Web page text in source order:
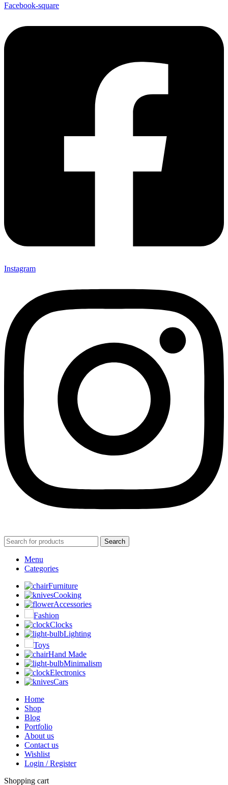
Facebook-square
Instagram
Search
Menu
Categories
Furniture
Cooking
Accessories
Fashion
Clocks
Lighting
Toys
Hand Made
Minimalism
Electronics
Cars
Home
Shop
Blog
Portfolio
About us
Contact us
Wishlist
Login / Register
Shopping cart